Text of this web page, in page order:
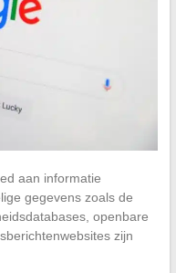
aan informatie
gegevens zoals de
openbare
zijn